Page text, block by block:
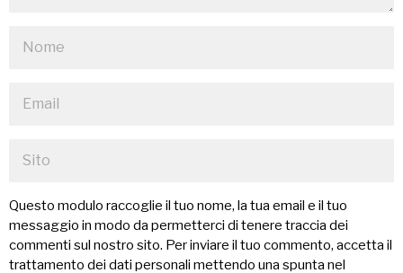
Questo modulo raccoglie il tuo nome, la tua email e il tuo
messaggio in modo da permetterci di tenere traccia dei
commenti sul nostro sito. Per inviare il tuo commento, accetta il
trattamento dei dati personali mettendo una spunta nel